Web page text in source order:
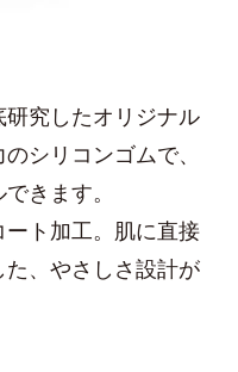
究したオリジナル
シリコンゴムで、
きます。
ト加工。肌に直接
、やさしさ設計が